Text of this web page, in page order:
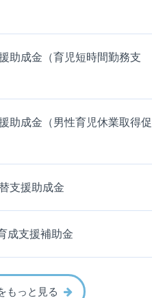
助成金（育児短時間勤務支
助成金（男性育児休業取得促
支援助成金
成支援補助金
もっと見る